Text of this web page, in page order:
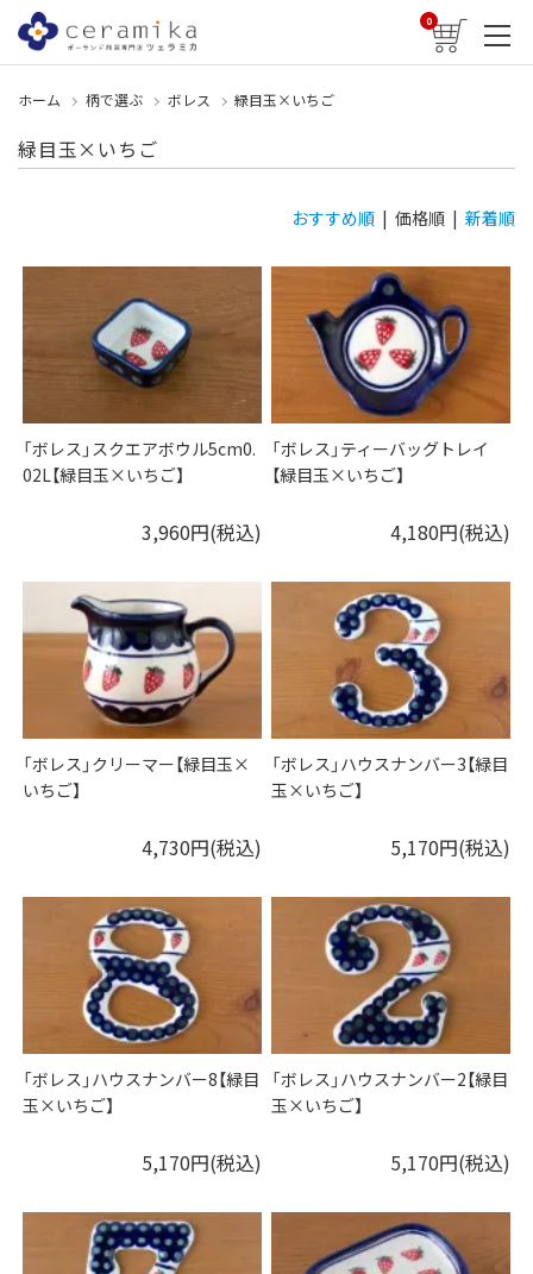
0
ホーム 柄で選ぶ ボレス 緑目玉×いちご
緑目玉×いちご
おすすめ順 | 価格順 | 新着順
「ボレス」スクエアボウル5cm0.
02L【緑目玉×いちご】
3,960円(税込)
「ボレス」ティーバッグトレイ
【緑目玉×いちご】
4,180円(税込)
「ボレス」クリーマー【緑目玉×
いちご】
4,730円(税込)
「ボレス」ハウスナンバー3【緑目
玉×いちご】
5,170円(税込)
「ボレス」ハウスナンバー8【緑目
玉×いちご】
5,170円(税込)
「ボレス」ハウスナンバー2【緑目
玉×いちご】
5,170円(税込)